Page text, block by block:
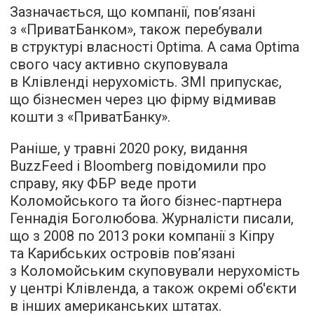
Зазначається, що компанії, пов’язані
з «ПриватБанком», також перебували
в структурі власності Optima. А сама Optima
свого часу активно скуповувала
в Клівленді нерухомість. ЗМІ припускає,
що бізнесмен через цю фірму відмивав
кошти з «ПриватБанку».
Раніше, у травні 2020 року, видання
BuzzFeed і Bloomberg повідомили про
справу, яку ФБР веде проти
Коломойського та його бізнес-партнера
Геннадія Боголюбова. Журналісти писали,
що з 2008 по 2013 роки компанії з Кіпру
та Карибських островів пов’язані
з Коломойським скуповували нерухомість
у центрі Клівленда, а також окремі об'єкти
в інших американських штатах.